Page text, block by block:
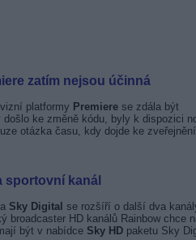
zatím nejsou účinná
platformy Premiere se zdála být
ke změně kódu, byly k dispozici
otázka času, kdy dojde ke zveřejnění
sportovní kanál
Sky Digital se rozšíří o další dva
broadcaster HD kanálů Rainbow chce
být v nabídce Sky HD paketu Sky